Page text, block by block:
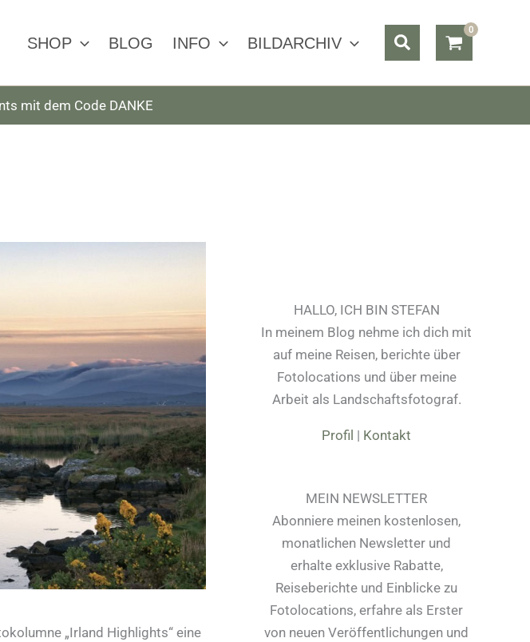
SHOP BLOG INFO BILDARCHIV Suchen
mit dem Code DANKE
„Irland Highlights“ eine
HALLO, ICH BIN STEFAN
In meinem Blog nehme ich dich mit
auf meine Reisen, berichte über
Fotolocations und über meine
Arbeit als Landschaftsfotograf.
Profil | Kontakt
MEIN NEWSLETTER
Abonniere meinen kostenlosen,
monatlichen Newsletter und
erhalte exklusive Rabatte,
Reiseberichte und Einblicke zu
Fotolocations, erfahre als Erster
von neuen Veröffentlichungen und